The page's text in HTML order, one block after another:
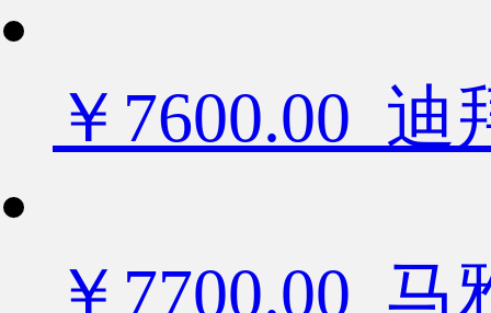
￥7600.00
￥7700.00 马